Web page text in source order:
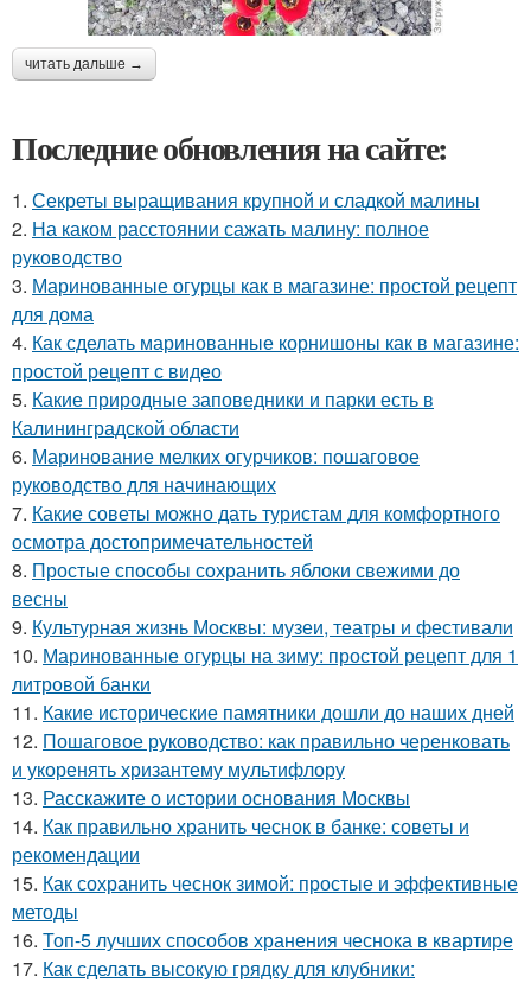
читать дальше →
Последние обновления на сайте:
1. Секреты выращивания крупной и сладкой малины
2. На каком расстоянии сажать малину: полное
руководство
3. Маринованные огурцы как в магазине: простой рецепт
для дома
4. Как сделать маринованные корнишоны как в магазине:
простой рецепт с видео
5. Какие природные заповедники и парки есть в
Калининградской области
6. Маринование мелких огурчиков: пошаговое
руководство для начинающих
7. Какие советы можно дать туристам для комфортного
осмотра достопримечательностей
8. Простые способы сохранить яблоки свежими до
весны
9. Культурная жизнь Москвы: музеи, театры и фестивали
10. Маринованные огурцы на зиму: простой рецепт для 1
литровой банки
11. Какие исторические памятники дошли до наших дней
12. Пошаговое руководство: как правильно черенковать
и укоренять хризантему мультифлору
13. Расскажите о истории основания Москвы
14. Как правильно хранить чеснок в банке: советы и
рекомендации
15. Как сохранить чеснок зимой: простые и эффективные
методы
16. Топ-5 лучших способов хранения чеснока в квартире
17. Как сделать высокую грядку для клубники: